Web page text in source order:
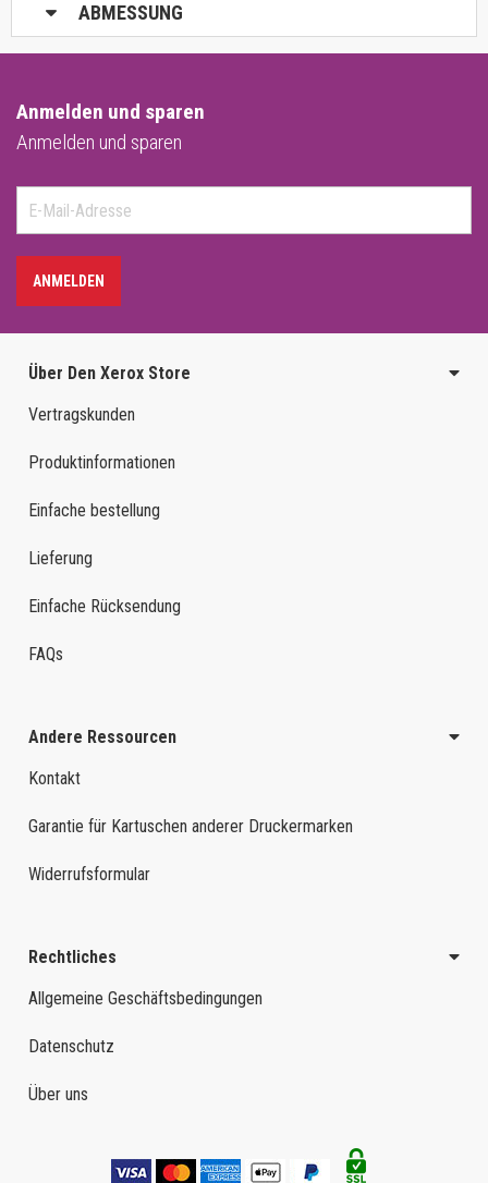
ABMESSUNG
Anmelden und sparen
Anmelden und sparen
ANMELDEN
Über Den Xerox Store
Vertragskunden
Produktinformationen
Einfache bestellung
Lieferung
Einfache Rücksendung
FAQs
Andere Ressourcen
Kontakt
Garantie für Kartuschen anderer Druckermarken
Widerrufsformular
Rechtliches
Allgemeine Geschäftsbedingungen
Datenschutz
Über uns